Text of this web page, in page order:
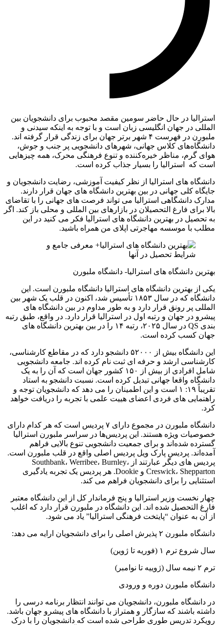
استرالیا در حال حاضر سومین مقصد محبوب برای دانشجویان بین
المللی در جهان انگلیسی زبان است و با توجه به اینکه سیدنی و
ملبورن در فهرست ۴ شهر برتر جهان برای زندگی قرار گرفته اند.
دانشگاه‌های کلاس جهانی، شهرهای دانشجویی پر جنب و جوش،
هوای گرم، مناظر خیره‌کننده و تنوع فرهنگی محرک، همه چیزهایی
است که استرالیا را بسیار جذاب کرده است.
دانشگاه های استرالیا از نظر کیفیت آموزشی، رضایت دانشجویان و
جایگاه کلی جهانی در بین بهترین دانشگاه های جهان قرار دارند.
مدارک دانشگاهی استرالیا می تواند فرصت های جهانی را با تقاضای
بالا برای فارغ التحصیلان در بازارهای بین المللی و محلی باز کند. اگر
به تحصیل در بهترین دانشگاه های استرالیا فکر می کنید در این
مطلب با موسسه مهاجرتی اپلای من همراه باشید.
بهترین دانشگاه های استرالیا- دانشگاه ملبورن
یکی از بهترین دانشگاه های استرالیا دانشگاه ملبورن است. این
دانشگاه که در سال ۱۸۵۳ تأسیس شد، اکنون در قلب یک شهر بین
المللی پر رونق قرار دارد و به طور مداوم در بین دانشگاه های
پیشرو در جهان و رتبه اول در استرالیا قرار دارد. در واقع، طبق رتبه
بندی QS در سال ۲۰۲۵، رتبه ۱۴ را در بین بهترین دانشگاه های
جهان کسب کرده است.
این دانشگاه بیش از ۵۲۰۰۰ دانشجو دارد که در مقاطع کارشناسی،
کارشناسی ارشد و حرفه ای ثبت نام کرده اند. جامعه دانشجویی
شامل افرادی از بیش از ۱۵۰ کشور جهان است که آن را به یک
دانشگاه واقعا جهانی تبدیل کرده است. نسبت دانشجو به استاد
تقریباً ۱۹: ۱ است و این اطمینان را می دهد که دانشجویان توجه و
راهنمایی های فردی اعضای هییت علمی با تجربه را دریافت خواهد
کرد.
دانشگاه ملبورن در مجموع دارای ۷ پردیس است که هر کدام دارای
خصوصیات ویژه هستند. این پردیس‌ها در سراسر ملبورن استرالیا
گسترده شده‌اند و برای جمعیت دانشجویی تنوع بالایی فراهم
آمده‌اند. پردیس پارک ویل پردیس اصلی واقع در قلب ملبورن است.
پردیس های دیگر عبارتند از Southbank، Werribee، Burnley،
Creswick، Shepparton و Dookie. هر پردیس یک تجربه یادگیری
استثنایی را برای دانشجویان فراهم می کند.
چهار نخست وزیر استرالیا و پنج فرماندار کل از این دانشگاه معتبر
فارغ التحصیل شده اند. این دانشگاه در ملبورن قرار دارد که اغلب
از آن به عنوان “پایتخت فرهنگی استرالیا” یاد می شود.
دانشگاه ملبورن ۲ پذیرش اصلی را برای دانشجویان ارایه می دهد:
سال شروع ترم ۱ (فوریه تا ژوین)
ترم ۲ نیمه سال (ژوییه تا نوامبر)
دانشگاه ملبورن دوره و ورودی
در دانشگاه ملبورن، دانشجویان می توانند انتظار برنامه درسی را
داشته باشند که سازگار و همتراز با دانشگاه های پیشرو جهان باشد.
رویکرد تدریس طوری طراحی شده است که دانشجویان را با درک